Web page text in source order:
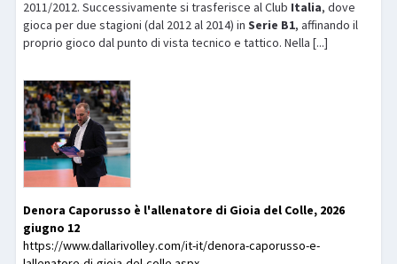
2011/2012. Successivamente si trasferisce al Club Italia, dove
gioca per due stagioni (dal 2012 al 2014) inSerie B1, affinando il
proprio gioco dal punto di vista tecnico e tattico. Nella [...]
Denora Caporusso è l'allenatore di Gioia del Colle, 2026
giugno 12
https://www.dallarivolley.com/it-it/denora-caporusso-e-